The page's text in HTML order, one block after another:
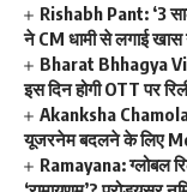
Rishabh Pant: ‘3
ने CM धामी से लगाई खास
Bharat Bhhagya
इस दिन होगी OTT पर
Akanksha Chamola:
यूजरनेम बदलने के लिए
Ramayana: ग्लोबल